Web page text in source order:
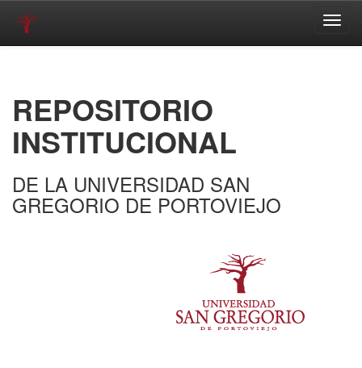
REPOSITORIO
INSTITUCIONAL
DE LA UNIVERSIDAD SAN
GREGORIO DE PORTOVIEJO